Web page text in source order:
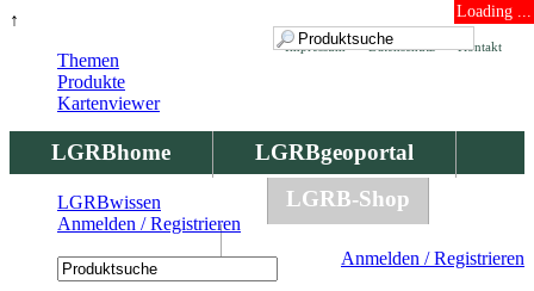
↑ Loading ...
Kontakt
Datenschutz
Impressum
LGRBhome
LGRBgeoportal
LGRBbohrungen
LGRB-Shop
Anmelden / Registrieren
Themen
Produkte
Kartenviewer
LGRBwissen
Anmelden / Registrieren